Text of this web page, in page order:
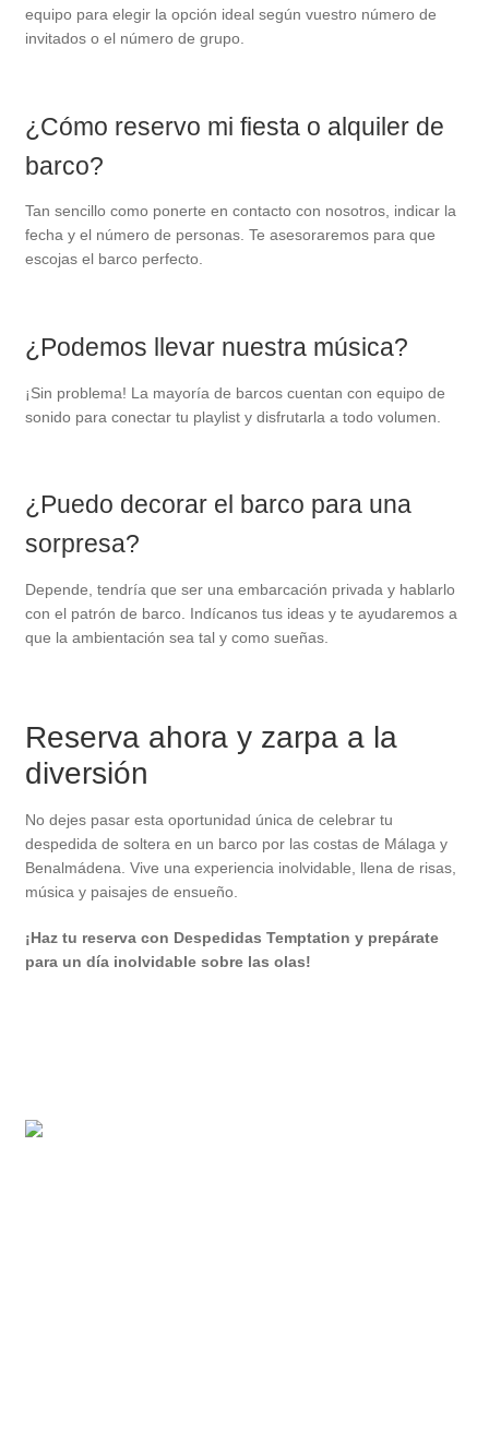
equipo para elegir la opción ideal según vuestro número de
invitados o el número de grupo.
¿Cómo reservo mi fiesta o alquiler de
barco?
Tan sencillo como ponerte en contacto con nosotros, indicar la
fecha y el número de personas. Te asesoraremos para que
escojas el barco perfecto.
¿Podemos llevar nuestra música?
¡Sin problema! La mayoría de barcos cuentan con equipo de
sonido para conectar tu playlist y disfrutarla a todo volumen.
¿Puedo decorar el barco para una
sorpresa?
Depende, tendría que ser una embarcación privada y hablarlo
con el patrón de barco. Indícanos tus ideas y te ayudaremos a
que la ambientación sea tal y como sueñas.
Reserva ahora y zarpa a la
diversión
No dejes pasar esta oportunidad única de celebrar tu
despedida de soltera en un barco por las costas de Málaga y
Benalmádena. Vive una experiencia inolvidable, llena de risas,
música y paisajes de ensueño.
¡Haz tu reserva con Despedidas Temptation y prepárate
para un día inolvidable sobre las olas!